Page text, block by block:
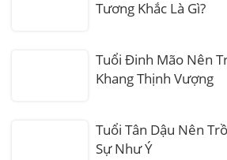
Tương Khắc Là Gì?
Tuổi Đinh Mão Nên
Khang Thịnh Vượng
Tuổi Tân Dậu Nên
Sự Như Ý